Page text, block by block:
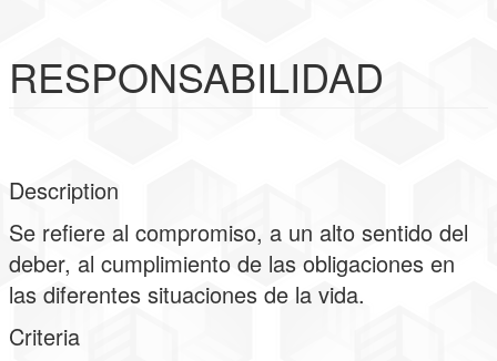
RESPONSABILIDAD
Description
Se refiere al compromiso, a un alto sentido del
deber, al cumplimiento de las obligaciones en
las diferentes situaciones de la vida.
Criteria